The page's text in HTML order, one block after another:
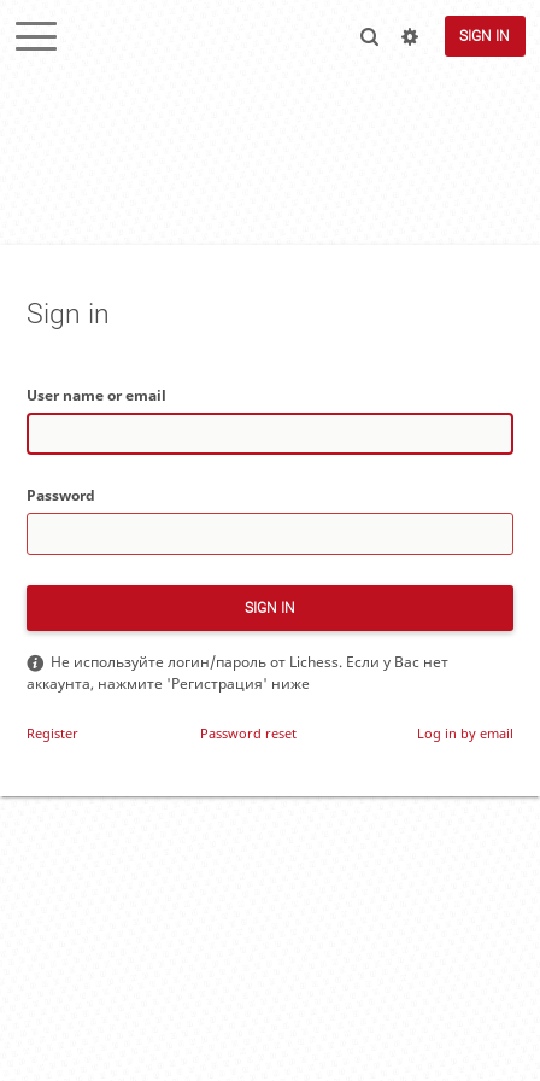
SIGN IN
Sign in
User name or email
Password
SIGN IN
Не используйте логин/пароль от Lichess. Если у Вас нет
аккаунта, нажмите 'Регистрация' ниже
Register Password reset Log in by email